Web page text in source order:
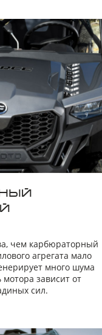
чем карбюраторный
агрегата мало
много шума
зависит от
сил.